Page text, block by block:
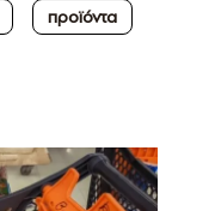
προϊόντα